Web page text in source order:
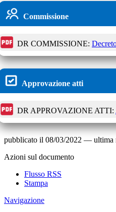
Commissione
DR COMMISSIONE:
Approvazione atti
DR APPROVAZIONE ATTI:
pubblicato il 08/03/2022 — ultima
Azioni sul documento
Flusso RSS
Stampa
Navigazione